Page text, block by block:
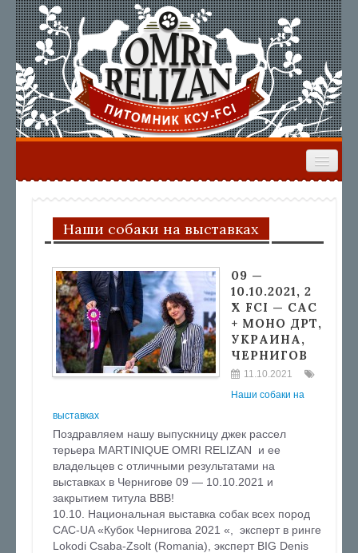
ВЫПУСКНИКИ РЕЗУЛЬТАТЫ ВЫСТАВОК
Наши собаки на выставках
09 —
10.10.2021, 2
Х FCI — CAC
+ МОНО ДРТ,
УКРАИНА,
ЧЕРНИГОВ
11.10.2021
Наши собаки на
выставках
Поздравляем нашу выпускницу джек рассел
терьера MARTINIQUE OMRI RELIZAN и ее
владельцев с отличными результатами на
выставках в Чернигове 09 — 10.10.2021 и
закрытием титула ВВВ!
10.10. Национальная выставка собак всех пород
CAC-UA «Кубок Чернигова 2021 «, эксперт в ринге
Lokodi Csaba-Zsolt (Romania), эксперт BIG Denis